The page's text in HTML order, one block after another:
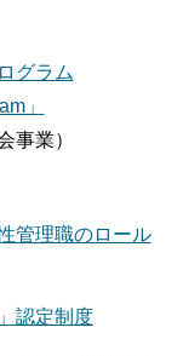
グラム
」
事業）
管理職のロール
認定制度